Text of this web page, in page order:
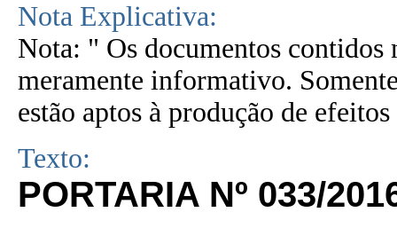
Nota Explicativa:
Nota: " Os documentos contidos
meramente informativo.
estão aptos à produção de
Texto:
PORTARIA Nº 033/